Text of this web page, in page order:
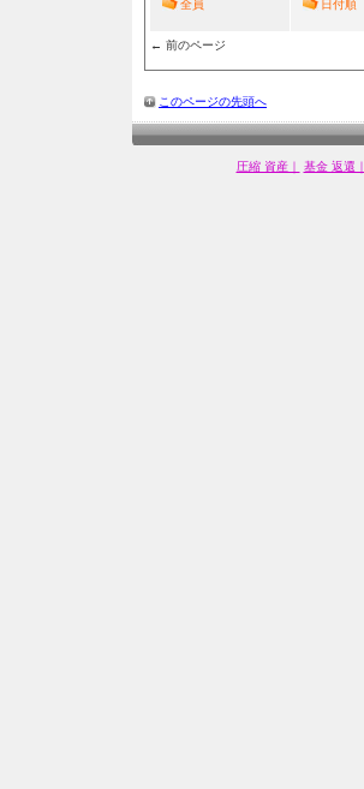
全員 日付順
← 前のページ
このページの先頭へ
圧縮 資産｜ 基金 返還｜